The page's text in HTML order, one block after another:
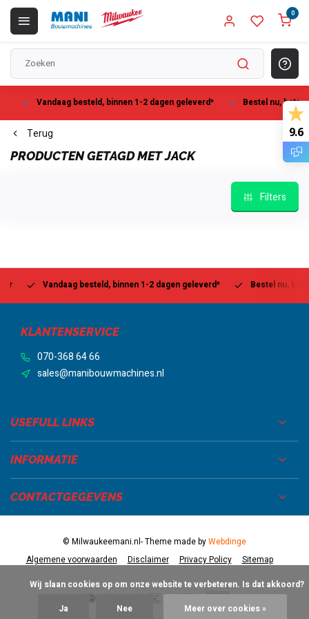
0
Vandaag besteld, binnen 1-2 dagen geleverd* Bestel nu, betaal
Terug
PRODUCTEN GETAGD MET JACK
Filters
Vandaag besteld, binnen 1-2 dagen geleverd* Bestel nu, betaal
KLANTENSERVICE
070-368 64 66
sales@manibouwmachines.nl
USEFULL LINKS
INFORMATIE
CONTACTGEGEVENS
Algemene voorwaarden Disclaimer Privacy Policy Sitemap
© Milwaukeemani.nl- Theme made byWebdinge
9.6
Ja Nee Meer over cookies »